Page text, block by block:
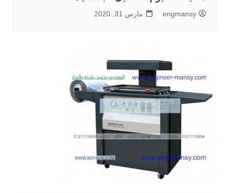
engmansy مارس 31, 2020